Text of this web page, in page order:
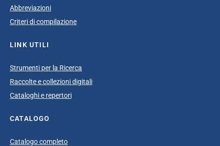
Abbreviazioni
Criteri di compilazione
LINK UTILI
Strumenti per la Ricerca
Raccolte e collezioni digitali
Cataloghi e repertori
CATALOGO
Catalogo completo